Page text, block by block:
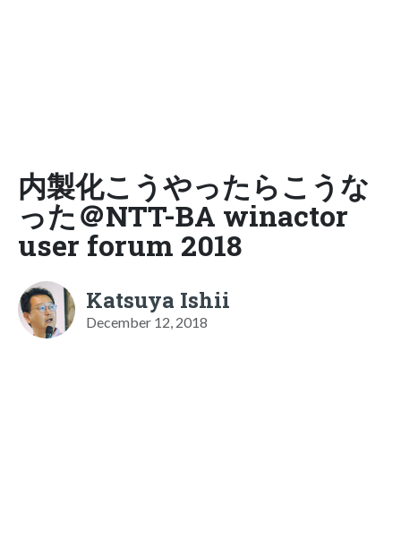
内製化こうやったらこうな
った＠NTT-BA winactor
user forum 2018
Katsuya Ishii
December 12, 2018